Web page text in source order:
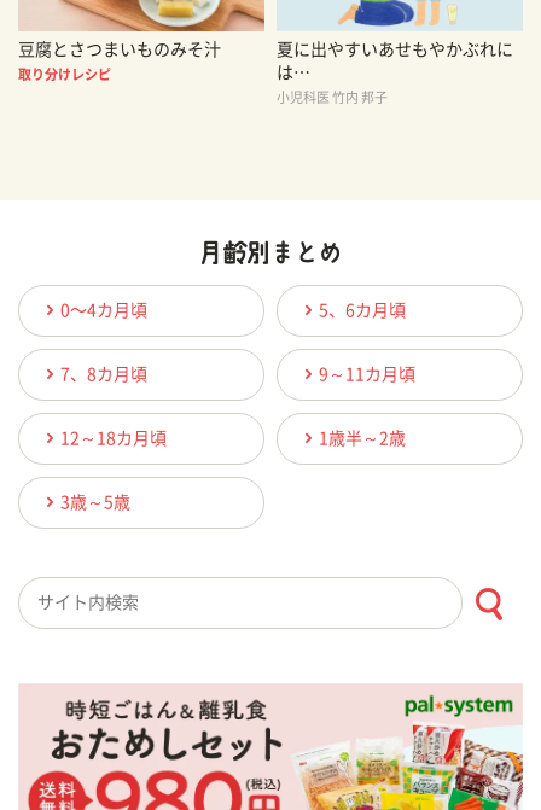
豆腐とさつまいものみそ汁
取り分けレシピ
夏に出やすいあせもやかぶれに
は…
小児科医 竹内 邦子
0〜4カ月頃 5、6カ月頃
7、8カ月頃 9～11カ月頃
12～18カ月頃 1歳半～2歳
3歳～5歳
検索キーワード入力